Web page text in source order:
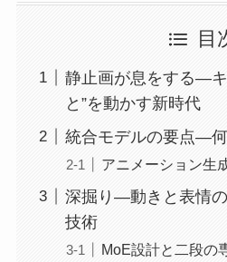
目
静止画が息をする—
と”を動かす新時代
統合モデルの要点—
アニメーション生
深掘り—動きと表情の
技術
MoE設計と二段の